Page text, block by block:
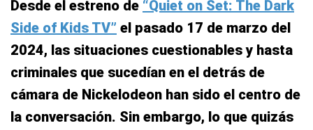
Desde el estreno de “Quiet on Set: The Dark
Side of Kids TV” el pasado 17 de marzo del
2024, las situaciones cuestionables y hasta
criminales que sucedían en el detrás de
cámara de Nickelodeon han sido el centro de
la conversación. Sin embargo, lo que quizás